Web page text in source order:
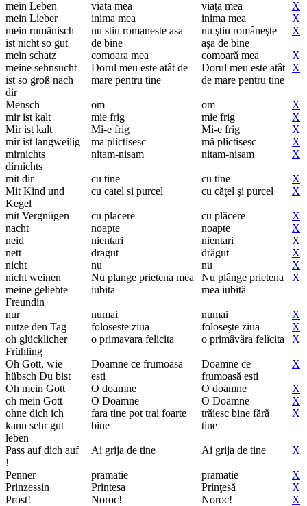
mein Leben
viata mea viaţa mea
X
mein Lieber
inima mea inima mea
X
mein rumänisch
ist nicht so gut
nu stiu romaneste asa
de bine
nu ştiu româneşte
aşa de bine
X
mein schatz comoara mea comoară mea
X
meine sehnsucht
ist so groß nach
dir
Dorul meu este atât de
mare pentru tine
Dorul meu este atât
de mare pentru tine
X
Mensch om om
X
mir ist kalt
mie frig mie frig
X
Mir ist kalt
Mi-e frig Mi-e frig
X
mir ist langweilig
ma plictisesc mă plictisesc
X
mirnichts
dirnichts
nitam-nisam nitam-nisam X
mit dir cu tine cu tine
X
Mit Kind und
Kegel
cu catel si purcel cu căţel şi purcel X
mit Vergnügen cu placere cu plăcere
X
nacht
noapte noapte
X
neid
nientari nientari
X
nett
dragut drăgut
X
nicht
nu nu
X
nicht weinen
meine geliebte
Freundin
Nu plange prietena mea
iubita
Nu plânge prietena
mea iubită
X
nur numai numai
X
nutze den Tag
foloseste ziua foloseşte ziua
X
oh glücklicher
Frühling
o primavara felicita o primâvâra felîcita X
Oh Gott, wie
hübsch Du bist
Doamne ce frumoasa
esti
Doamne ce
frumoasă esti
X
Oh mein Gott O doamne O doamne
X
oh mein Gott
O Doamne O Doamne
X
ohne dich ich
kann sehr gut
leben
fara tine pot trai foarte
bine
trăiesc bine fără
tine
X
Pass auf dich auf
!
Ai grija de tine Ai grija de tine X
Penner pramatie pramatie
X
Prinzessin
Printesa Prinţesă
X
Prost!
Noroc! Noroc!
X